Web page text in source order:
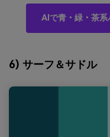
AIで青・緑・茶
6) サーフ＆サドル